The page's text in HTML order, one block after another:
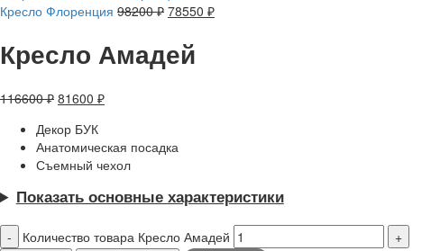
Кресло Флоренция 98200₽ 78550 ₽
Кресло Амадей
116600₽ 81600 ₽
Декор БУК
Анатомическая посадка
Съемный чехол
Показать основные характеристики
Количество товара Кресло Амадей